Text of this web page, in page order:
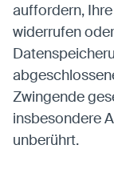
auffordern,
widerrufen
Zwingende
insbesondere
unberührt.